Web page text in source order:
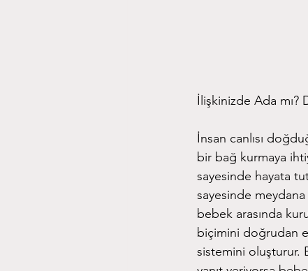
İlişkinizde Ada mı?
İnsan canlısı
bir bağ kurmaya
sayesinde hayata
sayesinde meydana
bebek arasında
biçimini doğrudan
sistemini oluşturur.